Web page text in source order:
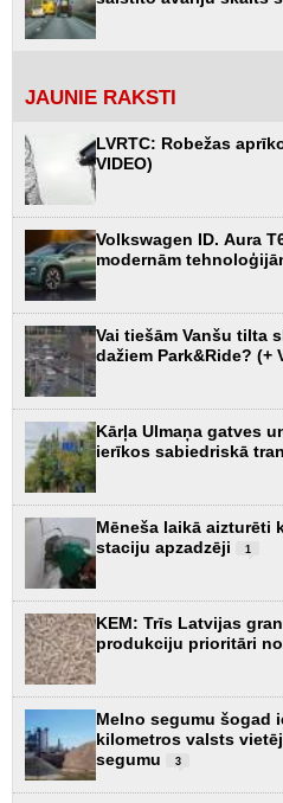
JAUNIE RAKSTI
LVRTC: Robežas
VIDEO)
Volkswagen ID. Aura
modernām
Vai tiešām Vanšu tilta
dažiem Park&Ride? (+
Kārļa Ulmaņa gatves
ierīkos sabiedriskā
Mēneša laikā aizturēti
staciju apzadzēji
1
KEM: Trīs Latvijas
produkciju prioritāri
Melno segumu šogad
kilometros valsts
segumu
3